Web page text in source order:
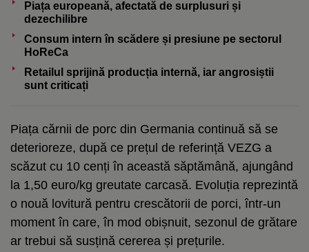
Piața europeană, afectată de surplusuri și
dezechilibre
Consum intern în scădere și presiune pe sectorul
HoReCa
Retailul sprijină producția internă, iar angrosiștii
sunt criticați
Piața cărnii de porc din Germania continuă să se
deterioreze, după ce prețul de referință VEZG a
scăzut cu 10 cenți în această săptămână, ajungând
la 1,50 euro/kg greutate carcasă. Evoluția reprezintă
o nouă lovitură pentru crescătorii de porci, într-un
moment în care, în mod obișnuit, sezonul de grătare
ar trebui să susțină cererea și prețurile.